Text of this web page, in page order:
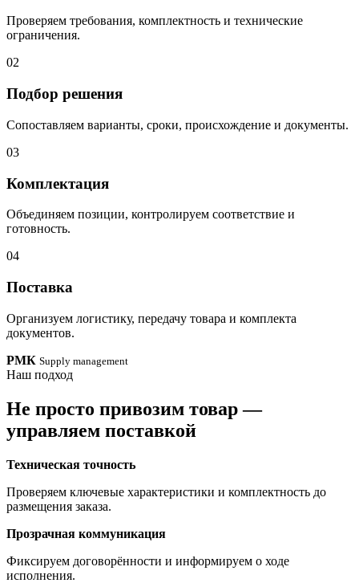
Проверяем требования, комплектность и технические
ограничения.
02
Подбор решения
Сопоставляем варианты, сроки, происхождение и документы.
03
Комплектация
Объединяем позиции, контролируем соответствие и
готовность.
04
Поставка
Организуем логистику, передачу товара и комплекта
документов.
РМК Supply management
Наш подход
Не просто привозим товар —
управляем поставкой
Техническая точность
Проверяем ключевые характеристики и комплектность до
размещения заказа.
Прозрачная коммуникация
Фиксируем договорённости и информируем о ходе
исполнения.